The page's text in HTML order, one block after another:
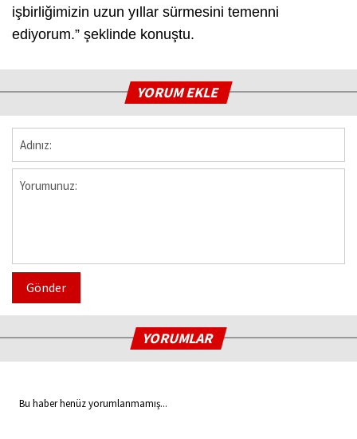
işbirliğimizin uzun yıllar sürmesini temenni
ediyorum.” şeklinde konuştu.
YORUM EKLE
Gönder
YORUMLAR
Bu haber henüz yorumlanmamış...